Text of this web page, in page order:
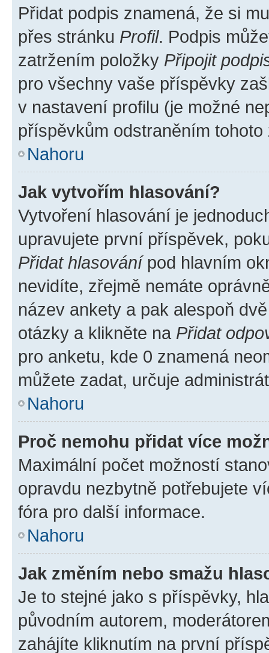
Přidat podpis znamená, že si
přes stránku Profil. Podpis
zatržením položky Připojit
pro všechny vaše příspěvky
v nastavení profilu (je možné
příspěvkům odstraněním
Nahoru
Jak vytvořím hlasování?
Vytvoření hlasování je
upravujete první příspěvek,
Přidat hlasovánípod hlavním
nevidíte, zřejmě nemáte
název ankety a pak alespoň
otázky a klikněte na Přidat
pro anketu, kde 0 znamená
můžete zadat, určuje
Nahoru
Proč nemohu přidat více
Maximální počet možností
opravdu nezbytně potřebujete
fóra pro další informace.
Nahoru
Jak změním nebo smažu
Je to stejné jako s příspěvky,
původním autorem,
zahájíte kliknutím na první